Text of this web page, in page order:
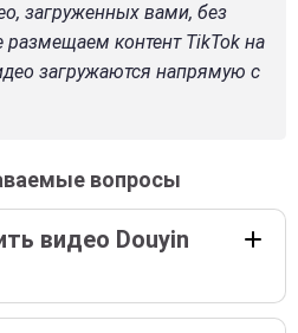
загруженных вами, без
контент TikTok на
загружаются напрямую с
вопросы
видео Douyin